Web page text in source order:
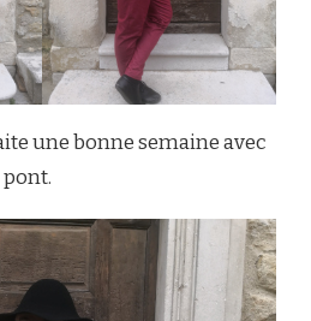
une bonne semaine avec